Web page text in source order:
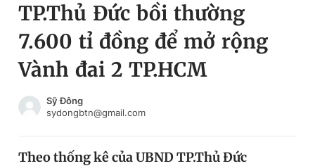
Chuyên mục
Chuyên mục khác
Chào ngày mới
Đổi mật khẩu
Tin đã lưu
Đăng xuất
TP.Thủ Đức bồi thường
7.600 tỉ đồng để mở rộng
Vành đai 2 TP.HCM
Sỹ Đông
sydongbtn@gmail.com
Theo thống kê của UBND TP.Thủ Đức